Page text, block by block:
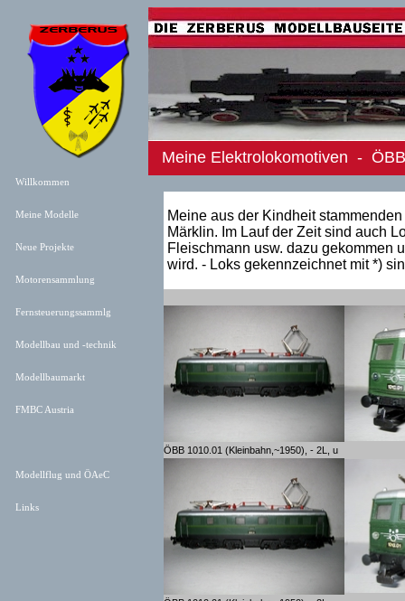
Willkommen
Meine Modelle
Neue Projekte
Motorensammlung
Fernsteuerungssammlg
Modellbau und -technik
Modellbaumarkt
FMBC Austria
Modellflug und ÖAeC
Links
Meine Elektrolokomotiven - ÖBB
Meine aus der Kindheit
Märklin. Im Lauf der Zeit sind auch
Fleischmann usw. dazu gekommen
wird. - Loks gekennzeichnet mit *)
ÖBB 1010.01 (Kleinbahn,~1950), - 2L, u